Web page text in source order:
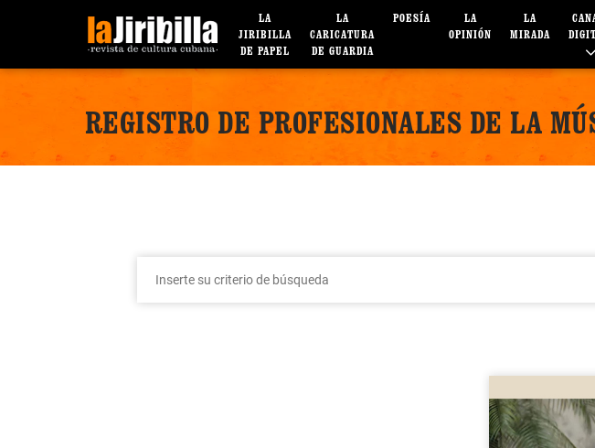
LA
JIRIBILLA
DE PAPEL
LA
CARICATURA
DE GUARDIA
POESÍA
LA
OPINIÓN
LA
MIRADA
REGISTRO DE PROFESIONALES DE LA